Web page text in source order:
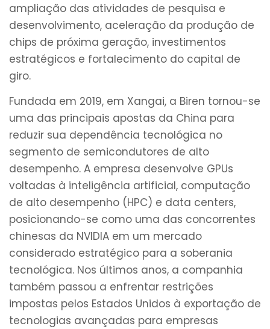
ampliação das atividades de pesquisa e
desenvolvimento, aceleração da produção de
chips de próxima geração, investimentos
estratégicos e fortalecimento do capital de
giro.
Fundada em 2019, em Xangai, a Biren tornou-se
uma das principais apostas da China para
reduzir sua dependência tecnológica no
segmento de semicondutores de alto
desempenho. A empresa desenvolve GPUs
voltadas à inteligência artificial, computação
de alto desempenho (HPC) e data centers,
posicionando-se como uma das concorrentes
chinesas da NVIDIA em um mercado
considerado estratégico para a soberania
tecnológica. Nos últimos anos, a companhia
também passou a enfrentar restrições
impostas pelos Estados Unidos à exportação de
tecnologias avançadas para empresas